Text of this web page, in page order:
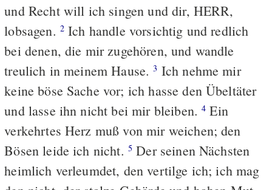
und Recht will ich singen und dir, HERR,
lobsagen. 2 Ich handle vorsichtig und redlich
bei denen, die mir zugehören, und wandle
treulich in meinem Hause.3 Ich nehme mir
keine böse Sache vor; ich hasse den Übeltäter
und lasse ihn nicht bei mir bleiben.4 Ein
verkehrtes Herz muß von mir weichen; den
Bösen leide ich nicht. 5 Der seinen Nächsten
heimlich verleumdet, den vertilge ich; ich mag